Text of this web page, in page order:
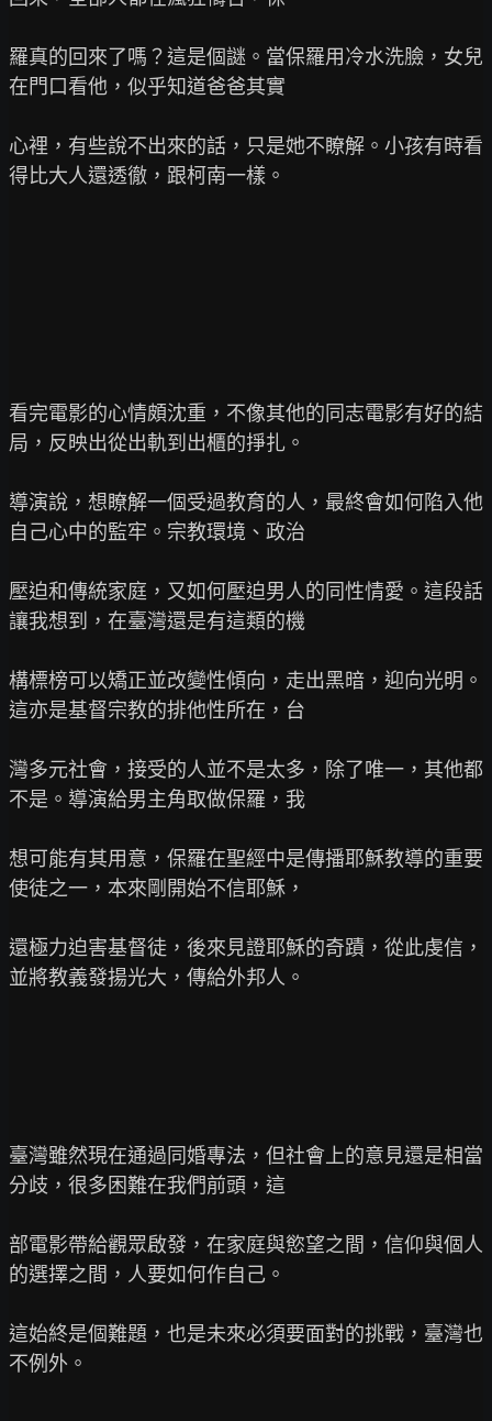
羅真的回來了嗎？這是個謎。當保羅用冷水洗臉，女兒
在門口看他，似乎知道爸爸其實
心裡，有些說不出來的話，只是她不瞭解。小孩有時看
得比大人還透徹，跟柯南一樣。
看完電影的心情頗沈重，不像其他的同志電影有好的結
局，反映出從出軌到出櫃的掙扎。
導演說，想瞭解一個受過教育的人，最終會如何陷入他
自己心中的監牢。宗教環境、政治
壓迫和傳統家庭，又如何壓迫男人的同性情愛。這段話
讓我想到，在臺灣還是有這類的機
構標榜可以矯正並改變性傾向，走出黑暗，迎向光明。
這亦是基督宗教的排他性所在，台
灣多元社會，接受的人並不是太多，除了唯一，其他都
不是。導演給男主角取做保羅，我
想可能有其用意，保羅在聖經中是傳播耶穌教導的重要
使徒之一，本來剛開始不信耶穌，
還極力迫害基督徒，後來見證耶穌的奇蹟，從此虔信，
並將教義發揚光大，傳給外邦人。
臺灣雖然現在通過同婚專法，但社會上的意見還是相當
分歧，很多困難在我們前頭，這
部電影帶給觀眾啟發，在家庭與慾望之間，信仰與個人
的選擇之間，人要如何作自己。
這始終是個難題，也是未來必須要面對的挑戰，臺灣也
不例外。